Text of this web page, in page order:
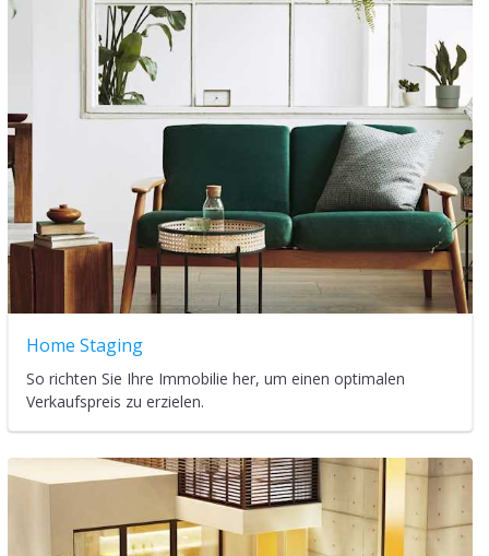
Home Staging
So richten Sie Ihre Immobilie her, um einen optimalen
Verkaufspreis zu erzielen.